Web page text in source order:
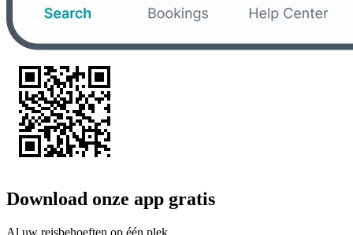
Download onze app gratis
Al uw reisbehoeften op één plek